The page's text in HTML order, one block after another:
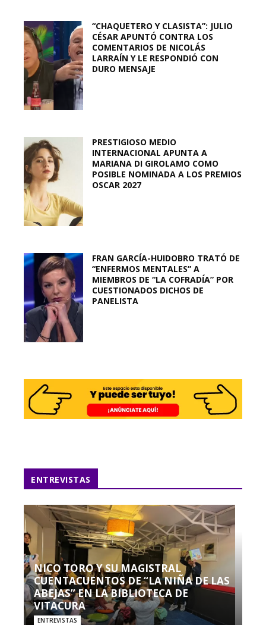
“CHAQUETERO Y CLASISTA”: JULIO
CÉSAR APUNTÓ CONTRA LOS
COMENTARIOS DE NICOLÁS
LARRAÍN Y LE RESPONDIÓ CON
DURO MENSAJE
PRESTIGIOSO MEDIO
INTERNACIONAL APUNTA A
MARIANA DI GIROLAMO COMO
POSIBLE NOMINADA A LOS PREMIOS
OSCAR 2027
FRAN GARCÍA-HUIDOBRO TRATÓ DE
“ENFERMOS MENTALES” A
MIEMBROS DE “LA COFRADÍA” POR
CUESTIONADOS DICHOS DE
PANELISTA
ENTREVISTAS
NICO TORO Y SU MAGISTRAL
CUENTACUENTOS DE “LA NIÑA DE LAS
ABEJAS” EN LA BIBLIOTECA DE
VITACURA
ENTREVISTAS